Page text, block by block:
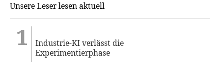
Unsere Leser lesen aktuell
Industrie-KI verlässt die
Experimentierphase